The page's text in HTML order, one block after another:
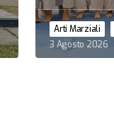
Arti Marziali
3 Agosto 2026